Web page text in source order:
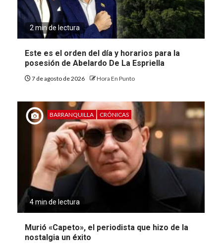
2 min de lectura
Este es el orden del día y horarios para la
posesión de Abelardo De La Espriella
7 de agosto de 2026 Hora En Punto
BARRANQUILLA CRÓNICAS
4 min de lectura
Murió «Capeto», el periodista que hizo de la
nostalgia un éxito